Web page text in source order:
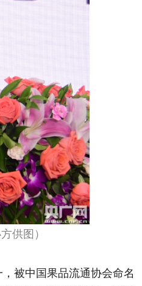
供图）
被中国果品流通协会命名